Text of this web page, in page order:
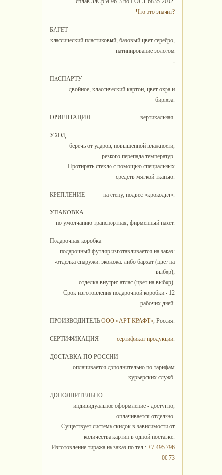
сплав ЗлСрМ 96-3 по ГОСТ 6835-2002.
Что это значит?
БАГЕТ
классический пластиковый, базовый цвет серебро,
патинирование золотом
.
ПАСПАРТУ
двойное, классический картон, цвет охра и
бирюза.
ОРИЕНТАЦИЯ вертикальная.
УХОД
беречь от ударов, повышенной влажности,
резкого перепада температур.
Протирать стекло с помощью специальных
средств мягкой тканью.
КРЕПЛЕНИЕ на стену, подвес «крокодил».
УПАКОВКА
по умолчанию транспортная, фирменный пакет.
Подарочная коробка
подарочный футляр изготавливается на заказ:
-отделка снаружи: экокожа, либо бархат (цвет на
выбор);
-отделка внутри: атлас (цвет на выбор).
Срок изготовления подарочной коробки - 12
рабочих дней.
ПРОИЗВОДИТЕЛЬООО «АРТ КРАФТ», Россия.
СЕРТИФИКАЦИЯ сертификат продукции.
ДОСТАВКА ПО РОССИИ
оплачивается дополнительно по тарифам
курьерских служб.
ДОПОЛНИТЕЛЬНО
индивидуальное оформление - доступно,
оплачивается отдельно.
Существует система скидок в зависимости от
количества картин в одной поставке.
Изготовление тиража на заказ по тел.: +7 495 796
00 73